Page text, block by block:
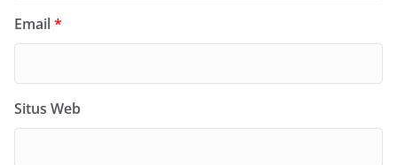
Email*
Situs Web